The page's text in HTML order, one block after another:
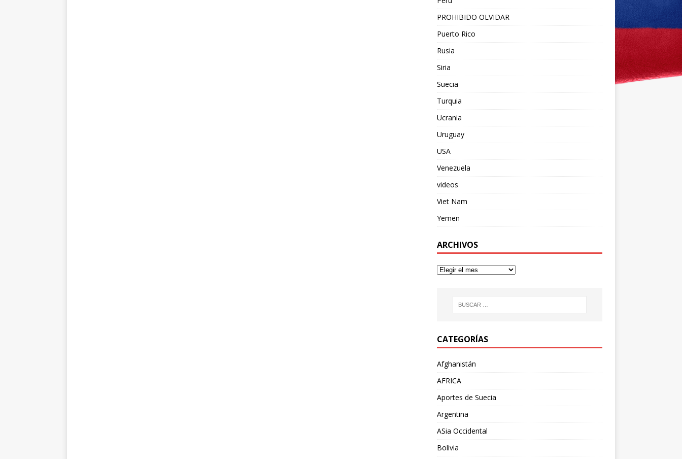
PROHIBIDO OLVIDAR
Puerto Rico
Rusia
Siria
Suecia
Turquia
Ucrania
Uruguay
USA
Venezuela
videos
Viet Nam
Yemen
ARCHIVOS
CATEGORÍAS
Afghanistán
AFRICA
Aportes de Suecia
Argentina
ASia Occidental
Bolivia